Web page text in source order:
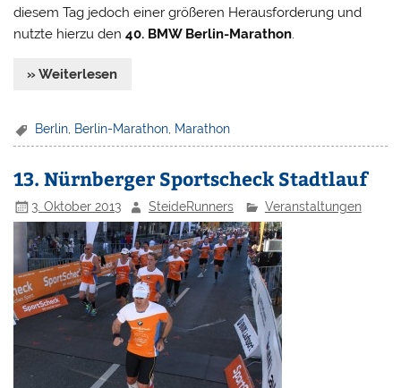
diesem Tag jedoch einer größeren Herausforderung und
nutzte hierzu den40. BMW Berlin-Marathon.
» Weiterlesen
Berlin Berlin-Marathon Marathon
13. Nürnberger Sportscheck Stadtlauf
3. Oktober 2013 SteideRunners Veranstaltungen